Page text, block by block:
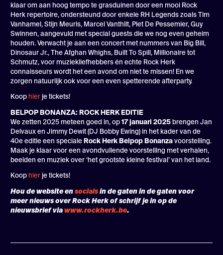
klaar om aan hoog tempo te grasduinen door een mooi Rock
Herk repertoire, ondersteund door enkele RH Legends zoals Tim
Vanhamel, Stijn Meuris, Marcel Vanthilt, Piet De Pessemier, Guy
Swinnen, aangevuld met special guests die we nog even geheim
houden. Verwacht je aan een concert met nummers van Big Bill,
Dinosaur Jr., The Afghan Whighs, Built To Spill, Millionaire tot
Schmutz, voor muziekliefhebbers én echte Rock Herk
connaisseurs wordt het een avond om niet te missen! En we
zorgen natuurlijk ook voor een even spetterende afterparty.
Koop hierje tickets!
BELPOP BONANZA: ROCK HERK EDITIE
We zetten 2025 meteen goed in, op 17 januari 2025brengen Jan
Delvaux en Jimmy Dewit (DJ Bobby Ewing) in het kader van de
40e editie een speciale Rock Herk Belpop Bonanzavoorstelling.
Maak je klaar voor een avondvullende voorstelling met verhalen,
beelden en muziek over ‘het grootste kleine festival’ van het land.
Koop hierje tickets!
Hou de website en socials in de gaten in de gaten voor
meer nieuws over Rock Herk of schrijf je in op de
nieuwsbrief via www.rockherk.be.